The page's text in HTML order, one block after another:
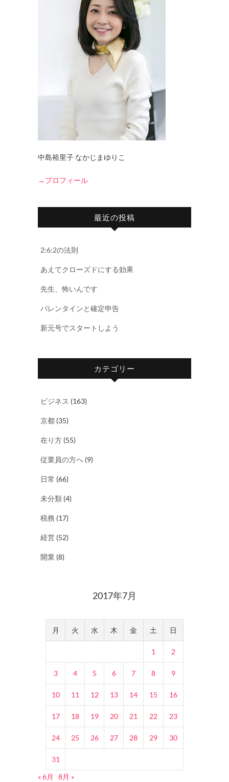
中島裕里子 なかじまゆりこ
→プロフィール
最近の投稿
2:6:2の法則
あえてクローズドにする効果
先生、怖いんです
バレンタインと確定申告
新元号でスタートしよう
カテゴリー
ビジネス (163)
京都 (35)
在り方 (55)
従業員の方へ (9)
日常 (66)
未分類 (4)
税務 (17)
経営 (52)
開業 (8)
2017年7月
月 火 水 木 金 土 日
1 2
3 4 5 6 7 8 9
10 11 12 13 14 15 16
17 18 19 20 21 22 23
24 25 26 27 28 29 30
31
« 6月
8月 »